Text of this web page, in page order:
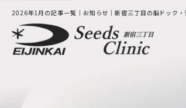
2026年1月の記事一覧｜お知らせ｜新宿三丁目の脳ドック